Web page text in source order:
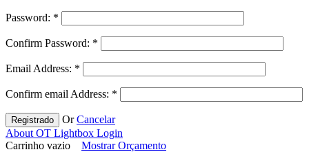
Password: *
Confirm Password: *
Email Address: *
Confirm email Address: *
Registrado OrCancelar
About OT Lightbox Login
Carrinho vazio
Mostrar Orçamento